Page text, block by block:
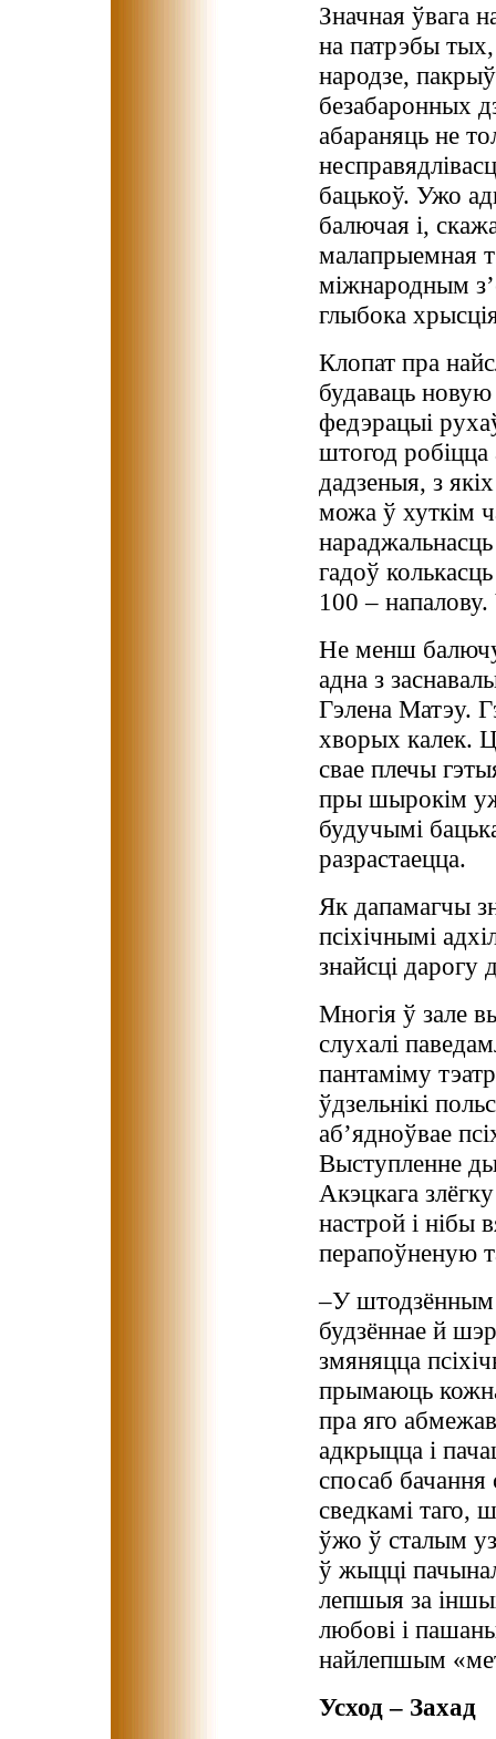
Значная ўвага
на патрэбы
народзе,
безабаронных
абараняць не
бацькоў. Ужо
балючая і,
малапрыемная
міжнародным
глыбока
Клопат пра
будаваць
федэрацыі
штогод
дадзеныя, з
можа ў хуткім
гадоў
100 –
Не менш
адна з
Гэлена Матэу.
хворых калек.
свае плечы
пры шырокім
будучымі
разрастаецца.
Як дапамагчы
псіхічнымі
знайсці дарогу
Многія ў зале
слухалі
пантаміму
ўдзельнікі
аб’ядноўвае
Выступленне
Акэцкага
настрой і нібы
перапоўненую
–У штодзённым
будзённае й
змяняцца
прымаюць
пра яго
адкрыцца і
спосаб
сведкамі таго,
ўжо ў сталым
ў жыцці
лепшыя за
любові і
найлепшым
Усход – Захад